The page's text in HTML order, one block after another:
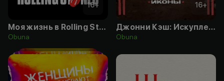
16+
Моя жизнь в Rolling Stones
Obuna
16+
Джонни Кэш: Искупление американской иконы
Obuna